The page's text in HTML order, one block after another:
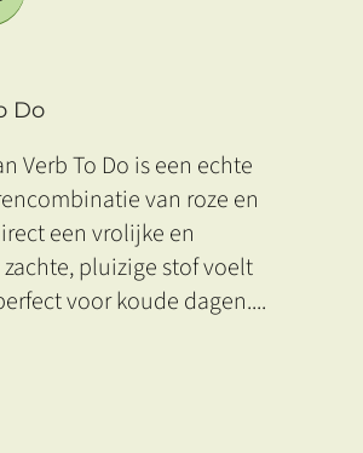
Do
Verb To Do is een echte
van roze en
een vrolijke en
pluizige stof voelt
voor koude dagen....